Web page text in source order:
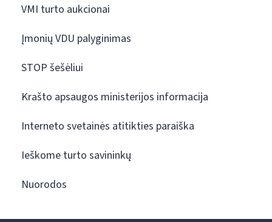
VMI turto aukcionai
Įmonių VDU palyginimas
STOP šešėliui
Krašto apsaugos ministerijos informacija
Interneto svetainės atitikties paraiška
Ieškome turto savininkų
Nuorodos